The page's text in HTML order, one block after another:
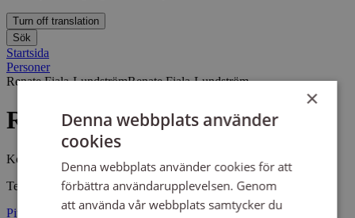
Turn off translation
Sök
Startsida
Personer
Renate Fiala-LundströmRenate Fiala-Lundström
Renate Fiala-Lundström
Koordinator
Test
Piteå
×
Denna webbplats använder
cookies
Denna webbplats använder cookies för att
förbättra användarupplevelsen. Genom
att använda vår webbplats samtycker du